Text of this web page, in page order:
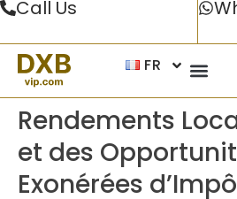
Call Us
FR
Rendements
et des
Exonérées